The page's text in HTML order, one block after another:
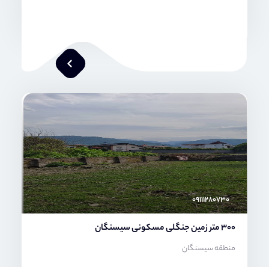
محمد صنعتی
۰۹۱۱۱۲۸۰۷۳۰
300 متر زمین جنگلی مسکونی سیسنگان
منطقه سیسنگان